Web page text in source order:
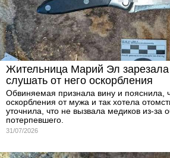
Жительница Марий Эл зарезала
слушать от него оскорбления
Обвиняемая признала вину и пояснила,
оскорбления от мужа и так хотела
уточнила, что не вызвала медиков из-за
потерпевшего.
31/07/2026